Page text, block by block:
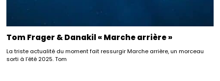
Tom Frager & Danakil « Marche arrière »
La triste actualité du moment fait ressurgir Marche arrière, un morceau
sorti à l’été 2025. Tom